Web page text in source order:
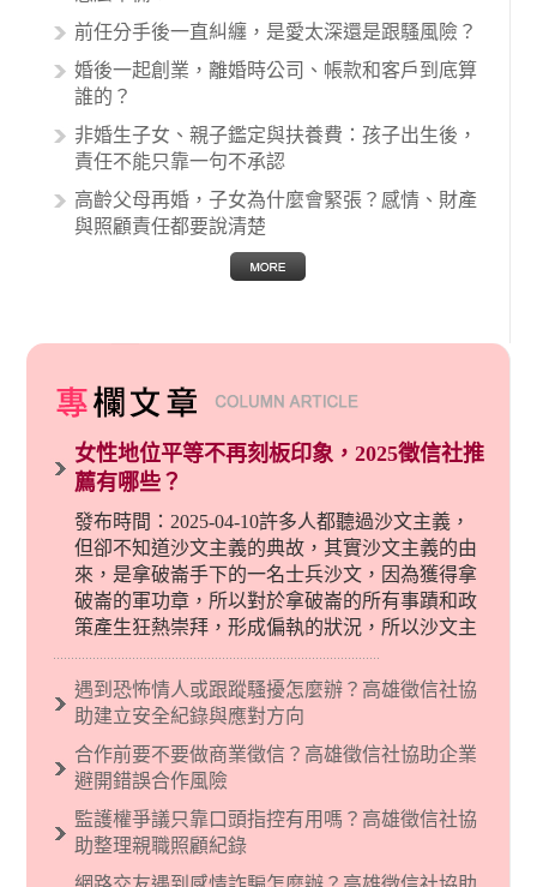
的內容其實非常多，有些案例…
前任分手後一直糾纏，是愛太深還是跟騷風險？
婚後一起創業，離婚時公司、帳款和客戶到底算
誰的？
非婚生子女、親子鑑定與扶養費：孩子出生後，
責任不能只靠一句不承認
高齡父母再婚，子女為什麼會緊張？感情、財產
與照顧責任都要說清楚
女性地位平等不再刻板印象，2025徵信社推
薦有哪些？
發布時間：2025-04-10許多人都聽過沙文主義，
但卻不知道沙文主義的典故，其實沙文主義的由
來，是拿破崙手下的一名士兵沙文，因為獲得拿
破崙的軍功章，所以對於拿破崙的所有事蹟和政
策產生狂熱崇拜，形成偏執的狀況，所以沙文主
義後來就被拿來暗指偏見和歧視，而且有沙文主
義傾向的人，通常對於自己的國家和民族有超強
烈的卓越感，因而瞧不起其他國家的人，所以沙
現了男性沙文…
遇到恐怖情人或跟蹤騷擾怎麼辦？高雄徵信社協
助建立安全紀錄與應對方向
合作前要不要做商業徵信？高雄徵信社協助企業
避開錯誤合作風險
監護權爭議只靠口頭指控有用嗎？高雄徵信社協
助整理親職照顧紀錄